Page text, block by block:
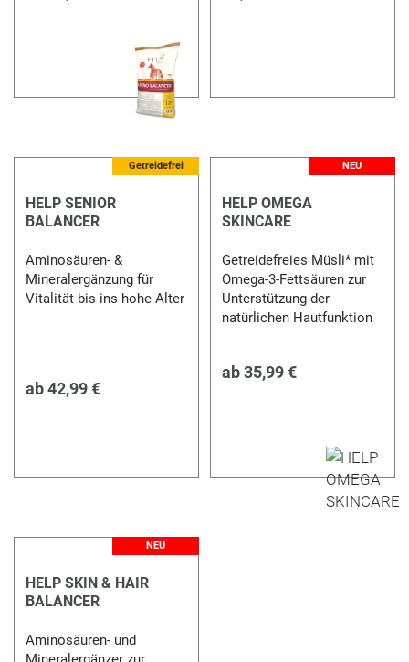
Getreidefrei
HELP SENIOR
BALANCER
Aminosäuren- &
Mineralergänzung für
Vitalität bis ins hohe Alter
ab42,99 €
NEU
HELP OMEGA
SKINCARE
Getreidefreies Müsli* mit
Omega-3-Fettsäuren zur
Unterstützung der
natürlichen Hautfunktion
ab35,99 €
NEU
HELP SKIN & HAIR
BALANCER
Aminosäuren- und